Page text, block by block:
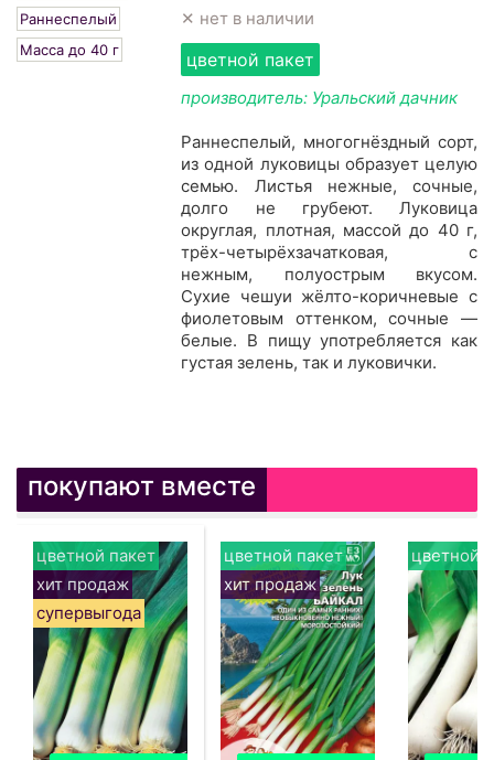
Раннеспелый
Масса до 40 г
✕ нет в наличии
цветной пакет
производитель: Уральский дачник
Раннеспелый, многогнёздный сорт,
из одной луковицы образует целую
семью. Листья нежные, сочные,
долго не грубеют. Луковица
округлая, плотная, массой до 40 г,
трёх-четырёхзачатковая, с
нежным, полуострым вкусом.
Сухие чешуи жёлто-коричневые с
фиолетовым оттенком, сочные —
белые. В пищу употребляется как
густая зелень, так и луковички.
покупают вместе
цветной пакет
хит продаж
супервыгода
цветной пакет
хит продаж
цветной